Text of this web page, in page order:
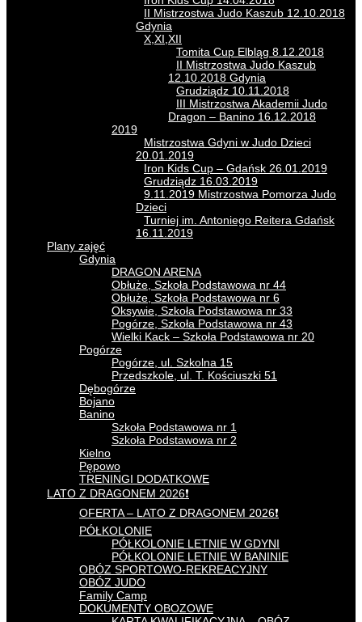
II Mistrzostwa Judo Kaszub 12.10.2018
Gdynia
X,XI,XII
Tomita Cup Elbląg 8.12.2018
II Mistrzostwa Judo Kaszub
12.10.2018 Gdynia
Grudziądz 10.11.2018
III Mistrzostwa Akademii Judo
Dragon – Banino 16.12.2018
2019
Mistrzostwa Gdyni w Judo Dzieci
20.01.2019
Iron Kids Cup – Gdańsk 26.01.2019
Grudziądz 16.03.2019
9.11.2019 Mistrzostwa Pomorza Judo
Dzieci
Turniej im. Antoniego Reitera Gdańsk
16.11.2019
Plany zajęć
Gdynia
DRAGON ARENA
Obłuże, Szkoła Podstawowa nr 44
Obłuże, Szkoła Podstawowa nr 6
Oksywie, Szkoła Podstawowa nr 33
Pogórze, Szkoła Podstawowa nr 43
Wielki Kack – Szkoła Podstawowa nr 20
Pogórze
Pogórze, ul. Szkolna 15
Przedszkole, ul. T. Kościuszki 51
Dębogórze
Bojano
Banino
Szkoła Podstawowa nr 1
Szkoła Podstawowa nr 2
Kielno
Pępowo
TRENINGI DODATKOWE
LATO Z DRAGONEM 2026❗
OFERTA – LATO Z DRAGONEM 2026❗
PÓŁKOLONIE
PÓŁKOLONIE LETNIE W GDYNI
PÓŁKOLONIE LETNIE W BANINIE
OBÓZ SPORTOWO-REKREACYJNY
OBÓZ JUDO
Family Camp
DOKUMENTY OBOZOWE